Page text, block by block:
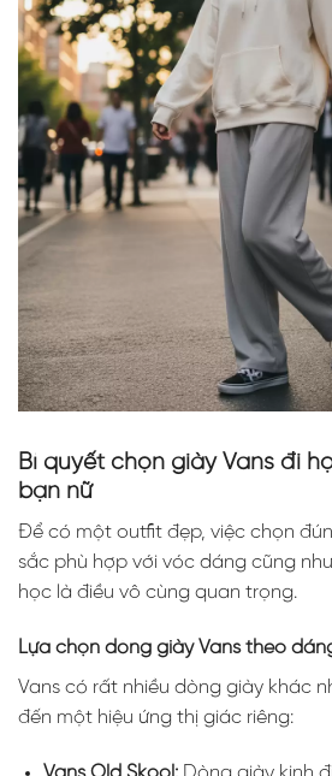
Bí quyết chọn giày Vans đi
bạn nữ
Để có một outfit đẹp, việc chọn
sắc phù hợp với vóc dáng cũng
học là điều vô cùng quan trọng.
Lựa chọn dòng giày Vans theo
Vans có rất nhiều dòng giày khác
đến một hiệu ứng thị giác riêng: